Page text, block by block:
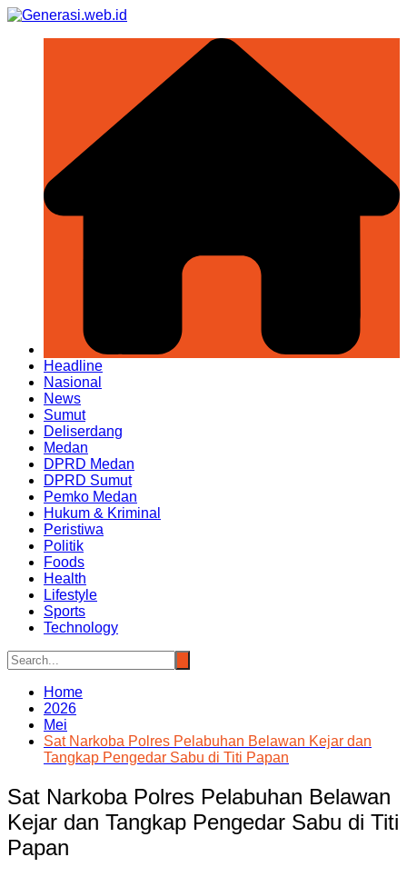
Skip
Headline
Nasional
News
Sumut
Deliserdang
Medan
DPRD Medan
DPRD Sumut
Pemko Medan
Hukum & Kriminal
Peristiwa
Politik
Foods
Health
Lifestyle
Sports
Technology
Home
2026
Mei
Sat Narkoba Polres Pelabuhan Belawan Kejar dan
Tangkap Pengedar Sabu di Titi Papan
Sat Narkoba Polres Pelabuhan Belawan
Kejar dan Tangkap Pengedar Sabu di Titi
Papan